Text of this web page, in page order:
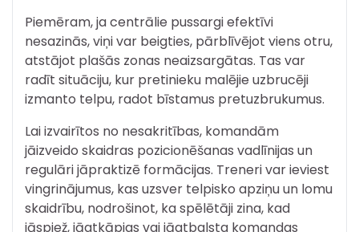
Piemēram, ja centrālie pussargi efektīvi
nesazinās, viņi var beigties, pārblīvējot viens otru,
atstājot plašās zonas neaizsargātas. Tas var
radīt situāciju, kur pretinieku malējie uzbrucēji
izmanto telpu, radot bīstamus pretuzbrukumus.
Lai izvairītos no nesakritības, komandām
jāizveido skaidras pozicionēšanas vadlīnijas un
regulāri jāpraktizē formācijas. Treneri var ieviest
vingrinājumus, kas uzsver telpisko apziņu un lomu
skaidrību, nodrošinot, ka spēlētāji zina, kad
jāspiež, jāatkāpjas vai jāatbalsta komandas